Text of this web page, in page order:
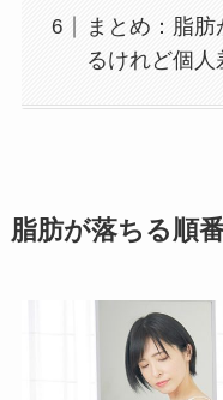
まとめ：脂
るけれど個人
脂肪が落ちる順